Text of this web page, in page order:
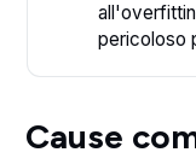
pericoloso
Cause